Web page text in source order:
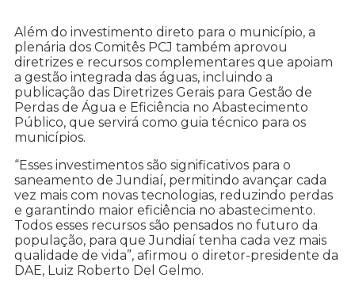
Além do investimento direto para o município, a
plenária dos Comitês PCJ também aprovou
diretrizes e recursos complementares que apoiam
a gestão integrada das águas, incluindo a
publicação das Diretrizes Gerais para Gestão de
Perdas de Água e Eficiência no Abastecimento
Público, que servirá como guia técnico para os
municípios.
“Esses investimentos são significativos para o
saneamento de Jundiaí, permitindo avançar cada
vez mais com novas tecnologias, reduzindo perdas
e garantindo maior eficiência no abastecimento.
Todos esses recursos são pensados no futuro da
população, para que Jundiaí tenha cada vez mais
qualidade de vida”, afirmou o diretor-presidente da
DAE, Luiz Roberto Del Gelmo.